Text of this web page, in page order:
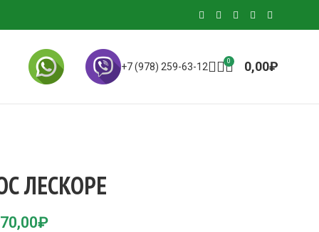
+7 (978) 259-63-12 0 0,00₽
ЛЕСКОРЕ
₽